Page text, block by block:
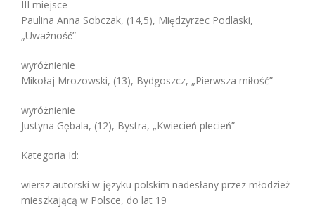
III miejsce
Paulina Anna Sobczak, (14,5), Międzyrzec Podlaski,
„Uważność”
wyróżnienie
Mikołaj Mrozowski, (13), Bydgoszcz, „Pierwsza miłość”
wyróżnienie
Justyna Gębala, (12), Bystra, „Kwiecień plecień”
Kategoria Id:
wiersz autorski w języku polskim nadesłany przez młodzież
mieszkającą w Polsce, do lat 19